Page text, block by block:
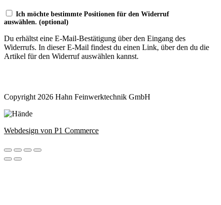
Ich möchte bestimmte Positionen für den Widerruf
auswählen. (optional)
Du erhältst eine E-Mail-Bestätigung über den Eingang des
Widerrufs. In dieser E-Mail findest du einen Link, über den du die
Artikel für den Widerruf auswählen kannst.
Copyright 2026 Hahn Feinwerktechnik GmbH
Webdesign von P1 Commerce